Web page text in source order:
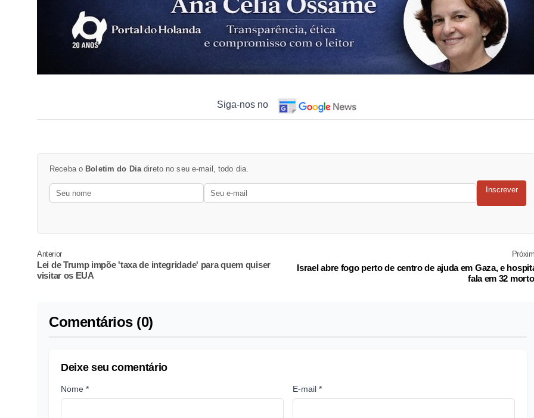
Siga-nos no
Receba o Boletim do Diadireto no seu e-mail, todo dia.
Inscrever
Anterior
Lei de Trump impõe 'taxa de integridade' para quem quiser
visitar os EUA
Israel abre fogo perto de centro de ajuda em Gaza, e
fala em 32
Comentários (0)
Deixe seu comentário
Nome * E-mail *